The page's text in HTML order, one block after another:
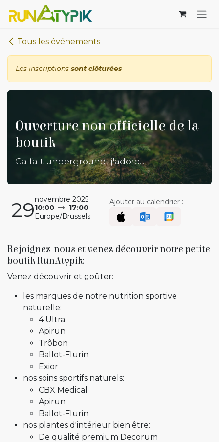
Se rendre au contenu
Tous les événements
Les inscriptions sont clôturées
Ouverture non officielle de la
boutik
Ca fait underground, j'adore...
29novembre 2025
10:00
17:00
Europe/Brussels
Ajouter au calendrier :
Rejoignez-nous et venez découvrir notre petite
boutik RunAtypik:
Venez découvrir et goûter:
les marques de notre nutrition sportive
naturelle:
4 Ultra
Apirun
Trôbon
Ballot-Flurin
Exior
nos soins sportifs naturels:
CBX Medical
Apirun
Ballot-Flurin
nos plantes d'intérieur bien être:
De qualité premium Decorum